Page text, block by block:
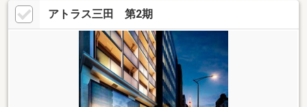
アトラス三田 第2期